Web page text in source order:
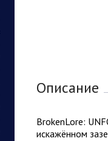
Описание
BrokenLore:
искажённом